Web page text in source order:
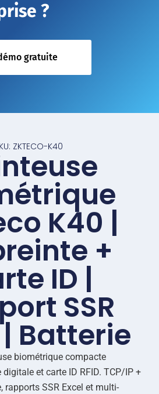
?
gratuite
ZKTECO-K40
K40 |
+
ID |
SSR
| Batterie
biométrique compacte
et carte ID RFID. TCP/IP +
rapports SSR Excel et multi-